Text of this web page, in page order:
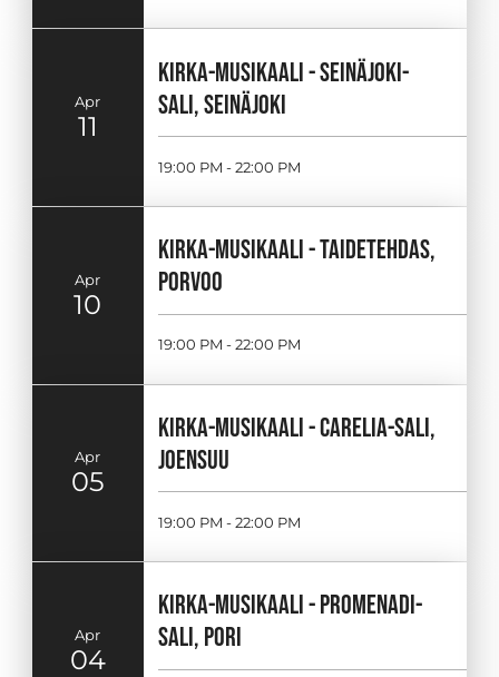
Apr
11
KIRKA-MUSIKAALI - SEINÄJOKI-
SALI, SEINÄJOKI
19:00 PM - 22:00 PM
Apr
10
KIRKA-MUSIKAALI - TAIDETEHDAS,
PORVOO
19:00 PM - 22:00 PM
Apr
05
KIRKA-MUSIKAALI - CARELIA-SALI,
JOENSUU
19:00 PM - 22:00 PM
Apr
04
KIRKA-MUSIKAALI - PROMENADI-
SALI, PORI